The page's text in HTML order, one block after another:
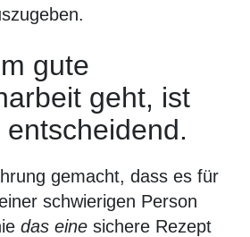
gute
geht, ist
gemacht, dass es für
schwierigen Person
das eine sichere Rezept